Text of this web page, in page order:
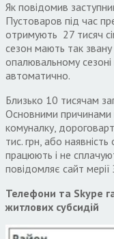
Як повідомив
Пустоваров під час
отримують 27 тисяч
сезон мають так
опалювальному
автоматично.
Близько 10 тисячам
Основними причинами
комуналку,
тис. грн, або наявність
працюють і не
повідомляє сайт
Телефони та Skype
житлових субсидій